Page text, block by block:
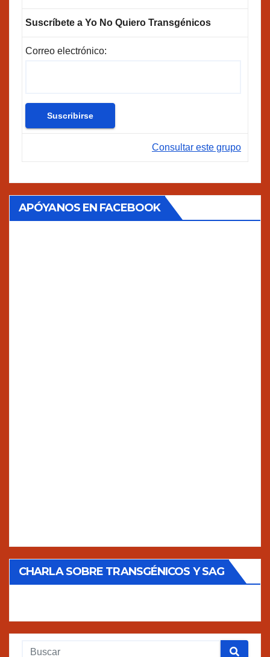
Suscríbete a Yo No Quiero Transgénicos
Correo electrónico:
Consultar este grupo
APÓYANOS EN FACEBOOK
CHARLA SOBRE TRANSGÉNICOS Y SAG